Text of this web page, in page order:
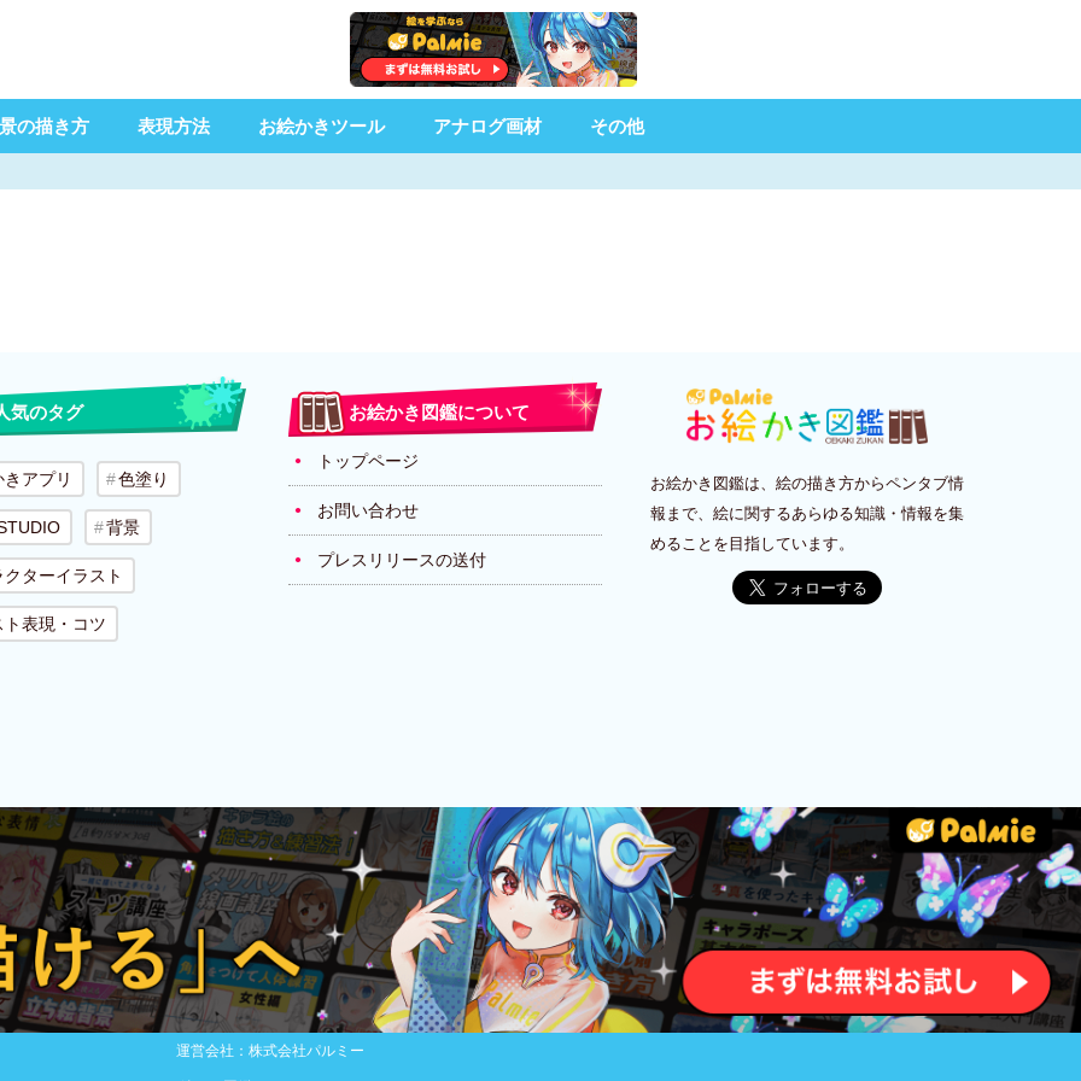
の描き方 表現方法 お絵かきツール アナログ画材 その他
気のタグ
アプリ 色塗り
背景
ターイラスト
ト表現・コツ
お絵かき図鑑について
トップページ
お問い合わせ
プレスリリースの送付
お絵かき図鑑は、絵の描き方からペンタブ情
報まで、絵に関するあらゆる知識・情報を集
めることを目指しています。
運営会社：株式会社パルミー